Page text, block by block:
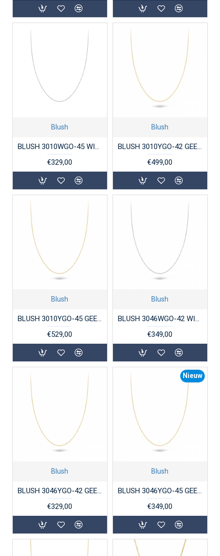
Blush
BLUSH 3010WGO-45 WITGOUDEN ANKERCOLLIER 1.0 MM 45CM.
€329,00
Blush
BLUSH 3010YGO-42 GEELGOUDEN ANKERCOLLIER 1.0 MM 42 CM.
€499,00
Blush
BLUSH 3010YGO-45 GEELGOUDEN ANKERCOLLIER 1.0 MM 45 CM.
€529,00
Blush
BLUSH 3046WGO-42 WITGOUDEN ANKERCOLLIER 0.7MM 42 CM.
€349,00
Blush
BLUSH 3046YGO-42 GEELGOUDEN ANKERCOLLIER 0.7MM
€329,00
Nieuw
Blush
BLUSH 3046YGO-45 GEELGOUDEN ANKERCOLLIER
€349,00